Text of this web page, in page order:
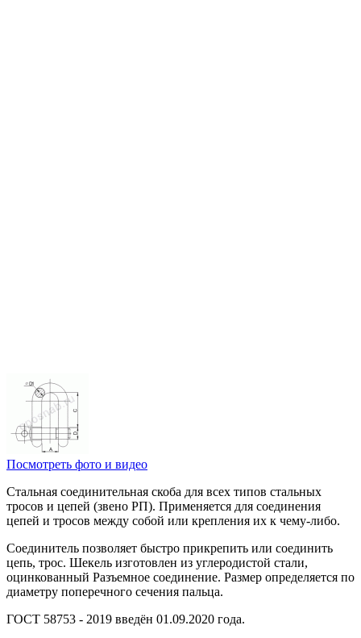
Посмотреть фото и видео
Стальная соединительная скоба для всех типов стальных
тросов и цепей (звено РП). Применяется для соединения
цепей и тросов между собой или крепления их к чему-либо.
Соединитель позволяет быстро прикрепить или соединить
цепь, трос. Шекель изготовлен из углеродистой стали,
оцинкованный Разъемное соединение. Размер определяется по
диаметру поперечного сечения пальца.
ГОСТ 58753 - 2019 введён 01.09.2020 года.